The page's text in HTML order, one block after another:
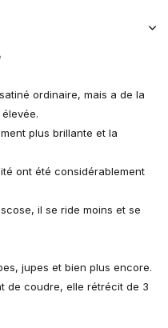
ordinaire, mais a de la
plus brillante et la
ont été considérablement
il se ride moins et se
jupes et bien plus encore.
de coudre, elle rétrécit de 3